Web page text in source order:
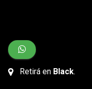
Retirá en Black.